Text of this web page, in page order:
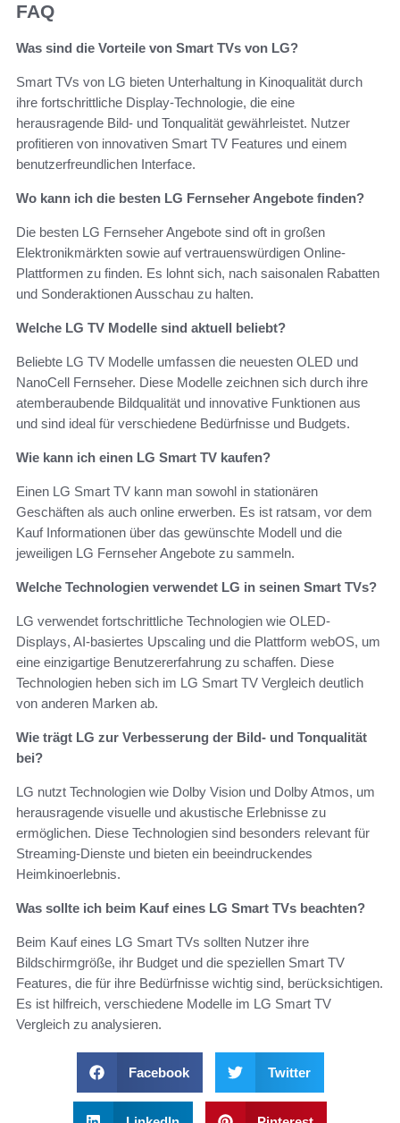
FAQ
Was sind die Vorteile von Smart TVs von LG?
Smart TVs von LG bieten Unterhaltung in Kinoqualität durch
ihre fortschrittliche Display-Technologie, die eine
herausragende Bild- und Tonqualität gewährleistet. Nutzer
profitieren von innovativen Smart TV Features und einem
benutzerfreundlichen Interface.
Wo kann ich die besten LG Fernseher Angebote finden?
Die besten LG Fernseher Angebote sind oft in großen
Elektronikmärkten sowie auf vertrauenswürdigen Online-
Plattformen zu finden. Es lohnt sich, nach saisonalen Rabatten
und Sonderaktionen Ausschau zu halten.
Welche LG TV Modelle sind aktuell beliebt?
Beliebte LG TV Modelle umfassen die neuesten OLED und
NanoCell Fernseher. Diese Modelle zeichnen sich durch ihre
atemberaubende Bildqualität und innovative Funktionen aus
und sind ideal für verschiedene Bedürfnisse und Budgets.
Wie kann ich einen LG Smart TV kaufen?
Einen LG Smart TV kann man sowohl in stationären
Geschäften als auch online erwerben. Es ist ratsam, vor dem
Kauf Informationen über das gewünschte Modell und die
jeweiligen LG Fernseher Angebote zu sammeln.
Welche Technologien verwendet LG in seinen Smart TVs?
LG verwendet fortschrittliche Technologien wie OLED-
Displays, AI-basiertes Upscaling und die Plattform webOS, um
eine einzigartige Benutzererfahrung zu schaffen. Diese
Technologien heben sich im LG Smart TV Vergleich deutlich
von anderen Marken ab.
Wie trägt LG zur Verbesserung der Bild- und Tonqualität
bei?
LG nutzt Technologien wie Dolby Vision und Dolby Atmos, um
herausragende visuelle und akustische Erlebnisse zu
ermöglichen. Diese Technologien sind besonders relevant für
Streaming-Dienste und bieten ein beeindruckendes
Heimkinoerlebnis.
Was sollte ich beim Kauf eines LG Smart TVs beachten?
Beim Kauf eines LG Smart TVs sollten Nutzer ihre
Bildschirmgröße, ihr Budget und die speziellen Smart TV
Features, die für ihre Bedürfnisse wichtig sind, berücksichtigen.
Es ist hilfreich, verschiedene Modelle im LG Smart TV
Vergleich zu analysieren.
Facebook Twitter